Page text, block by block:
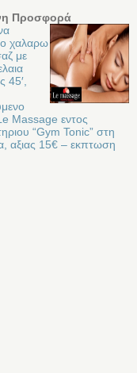
Προσφορά
χαλαρω
με
45′,
Massage εντος
“Gym Tonic” στη
αξιας 15€ – εκπτωση